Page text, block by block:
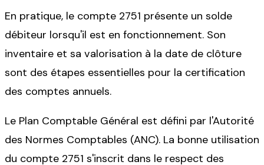
En pratique, le compte 2751 présente un solde
débiteur lorsqu'il est en fonctionnement. Son
inventaire et sa valorisation à la date de clôture
sont des étapes essentielles pour la certification
des comptes annuels.
Le Plan Comptable Général est défini par l'Autorité
des Normes Comptables (ANC). La bonne utilisation
du compte 2751 s'inscrit dans le respect des